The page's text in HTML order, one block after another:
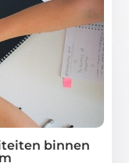
binnen